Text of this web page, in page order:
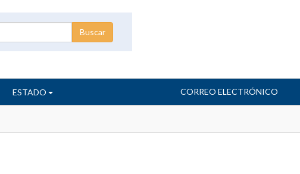
ESTADO CORREO ELECTRÓNICO